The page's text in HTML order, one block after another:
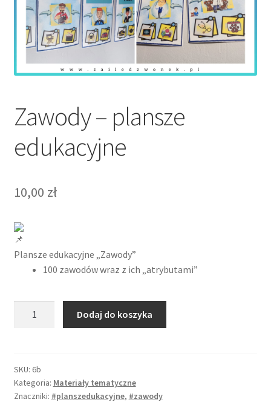
Zawody – plansze
edukacyjne
10,00 zł
Plansze edukacyjne „Zawody”
100 zawodów wraz z ich „atrybutami”
edukacyjne
Dodaj do koszyka
SKU: 6b
Kategoria: Materiały tematyczne
Znaczniki: #planszedukacyjne, #zawody